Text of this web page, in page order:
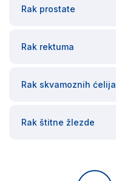
Rak prostate
Rak rektuma
Rak skvamoznih ćelija
Rak štitne žlezde